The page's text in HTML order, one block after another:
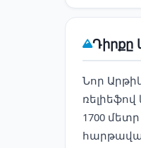
Դիրքը
Նոր
1700